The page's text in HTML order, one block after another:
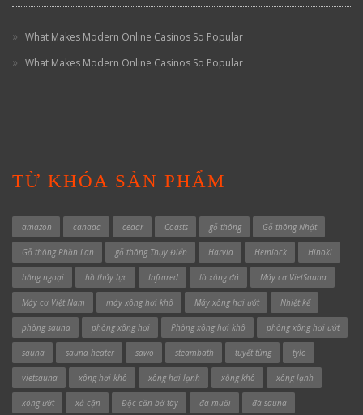
What Makes Modern Online Casinos So Popular
What Makes Modern Online Casinos So Popular
TỪ KHÓA SẢN PHẨM
amazon canada cedar Coasts gỗ thông Gỗ thông Nhật
Gỗ thông Phần Lan gỗ thông Thụy Điển Harvia Hemlock Hinoki
hồng ngoại hồ thủy lực Infrared lò xông đá Máy cơ VietSauna
Máy cơ Việt Nam máy xông hơi khô Máy xông hơi ướt Nhiệt kế
phòng sauna phòng xông hơi Phòng xông hơi khô phòng xông hơi ướt
sauna sauna heater sawo steambath tuyết tùng tylo
vietsauna xông hơi khô xông hơi lạnh xông khô xông lạnh
xông ướt xả cặn Độc cần bờ tây đá muối đá sauna